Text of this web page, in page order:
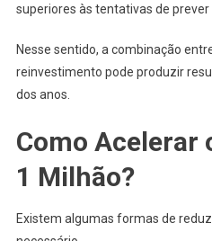
superiores às tentativas de
Nesse sentido, a combinação
reinvestimento pode produzir
dos anos.
Como Acelerar
1 Milhão?
Existem algumas formas de